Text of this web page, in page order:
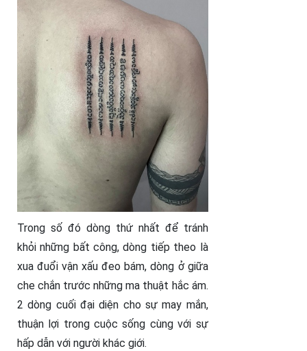
Trong số đó dòng thứ nhất để tránh
khỏi những bất công, dòng tiếp theo là
xua đuổi vận xấu đeo bám, dòng ở giữa
che chắn trước những ma thuật hắc ám.
2 dòng cuối đại diện cho sự may mắn,
thuận lợi trong cuộc sống cùng với sự
hấp dẫn với người khác giới.